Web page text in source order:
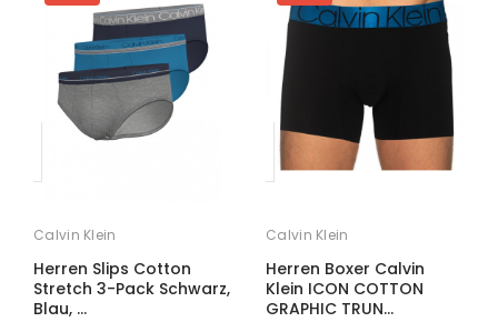
Calvin Klein
Herren Slips Cotton
Stretch 3-Pack Schwarz,
Blau, ...
Calvin Klein
Herren Boxer Calvin
Klein ICON COTTON
GRAPHIC TRUN...